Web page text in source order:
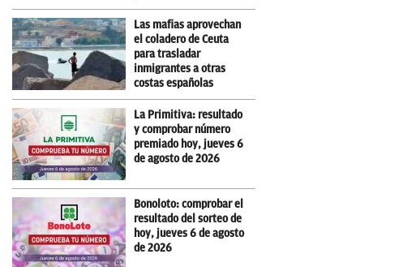
Las mafias aprovechan
el coladero de Ceuta
para trasladar
inmigrantes a otras
costas españolas
La Primitiva: resultado
y comprobar número
premiado hoy, jueves 6
de agosto de 2026
Bonoloto: comprobar el
resultado del sorteo de
hoy, jueves 6 de agosto
de 2026